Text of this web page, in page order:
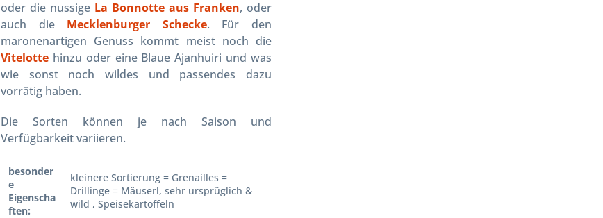
oder die nussige La Bonnotte aus Franken, oder
auch die Mecklenburger Schecke. Für den
maronenartigen Genuss kommt meist noch die
Vitelotte hinzu oder eine Blaue Ajanhuiri und was
wie sonst noch wildes und passendes dazu
vorrätig haben.
Die Sorten können je nach Saison und
Verfügbarkeit variieren.
besonder
e
Eigenscha
ften:
kleinere Sortierung = Grenailles =
Drillinge = Mäuserl, sehr ursprüglich &
wild , Speisekartoffeln